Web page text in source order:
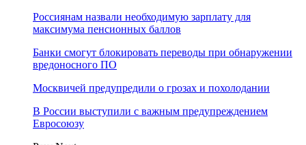
Россиянам назвали необходимую зарплату для
максимума пенсионных баллов
Банки смогут блокировать переводы при обнаружении
вредоносного ПО
Москвичей предупредили о грозах и похолодании
В России выступили с важным предупреждением
Евросоюзу